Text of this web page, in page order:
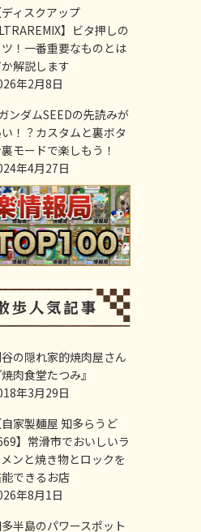
ディスクアップ
】ビタ押しの
！一番重要なものとは
解説します
年2月8日
ンダムSEEDの先読みが
！？カスタムと裏ボタ
モードで楽しもう！
年4月27日
の隠れ家的焼肉屋さん
焼肉食堂たつみ』
年3月29日
自家製麺屋 知多らうど
】常滑市でおいしいラ
ンと焼き物とロックを
できるお店
年8月1日
半島のパワースポット